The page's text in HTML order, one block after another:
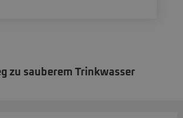
zu sauberem Trinkwasser